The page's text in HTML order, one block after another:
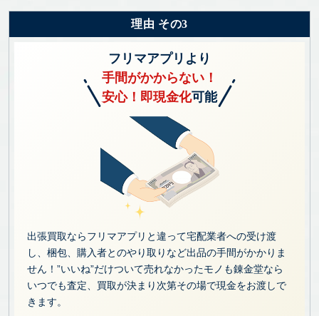
理由 その3
フリマアプリより
手間がかからない！
安心！即現金化可能
出張買取ならフリマアプリと違って宅配業者への受け渡
し、梱包、購入者とのやり取りなど出品の手間がかかりま
せん！”いいね”だけついて売れなかったモノも錬金堂なら
いつでも査定、買取が決まり次第その場で現金をお渡しで
きます。